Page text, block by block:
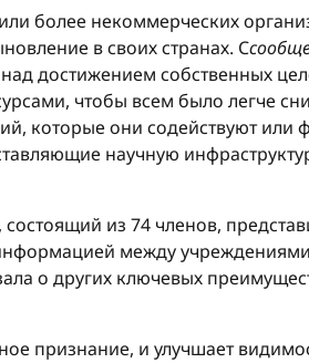
более некоммерческих
в своих странах. C
достижением собственных
чтобы всем было легче
которые они содействуют или
научную
из 74 членов,
между
о других ключевых
признание, и улучшает